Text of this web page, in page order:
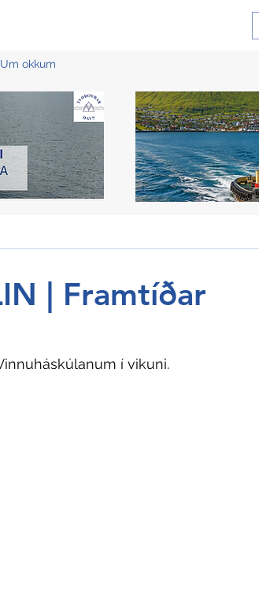
Um okkum
| Framtíðar
í vikuni.